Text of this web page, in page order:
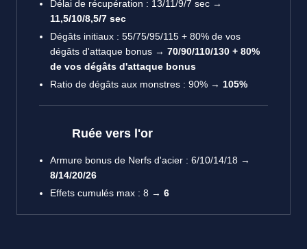
Délai de récupération : 13/11/9/7 sec →
11,5/10/8,5/7 sec
Dégâts initiaux : 55/75/95/115 + 80% de vos
dégâts d'attaque bonus → 70/90/110/130 + 80%
de vos dégâts d'attaque bonus
Ratio de dégâts aux monstres : 90% → 105%
Ruée vers l'or
Armure bonus de Nerfs d'acier : 6/10/14/18 →
8/14/20/26
Effets cumulés max : 8 → 6